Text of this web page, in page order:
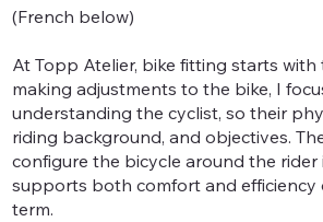
(French below)
At Topp Atelier, bike fitting starts with
making adjustments to the bike, I
understanding the cyclist, so their
riding background, and objectives.
configure the bicycle around the rider
supports both comfort and efficiency
term.